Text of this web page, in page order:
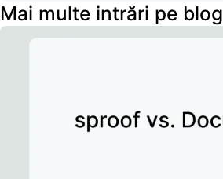
Mai multe intrări pe blog